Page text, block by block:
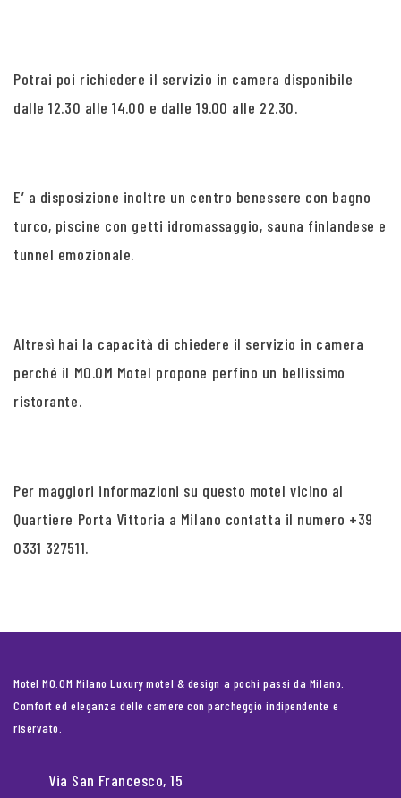
Potrai poi richiedere il servizio in camera disponibile
dalle 12.30 alle 14.00 e dalle 19.00 alle 22.30.
E’ a disposizione inoltre un centro benessere con bagno
turco, piscine con getti idromassaggio, sauna finlandese e
tunnel emozionale.
Altresì hai la capacità di chiedere il servizio in camera
perché il MO.OM Motel propone perfino un bellissimo
ristorante.
Per maggiori informazioni su questo motel vicino al
Quartiere Porta Vittoria a Milano contatta il numero +39
0331 327511.
Motel MO.OM Milano Luxury motel & design a pochi passi da Milano.
Comfort ed eleganza delle camere con parcheggio indipendente e
riservato.
Via San Francesco, 15